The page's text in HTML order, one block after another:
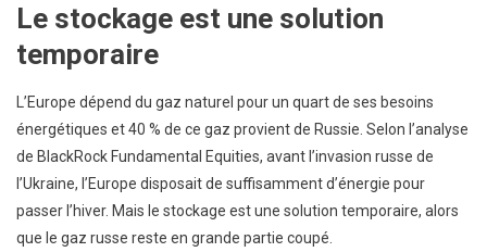
Le stockage est une solution
temporaire
L’Europe dépend du gaz naturel pour un quart de ses besoins
énergétiques et 40 % de ce gaz provient de Russie. Selon l’analyse
de BlackRock Fundamental Equities, avant l’invasion russe de
l’Ukraine, l’Europe disposait de suffisamment d’énergie pour
passer l’hiver. Mais le stockage est une solution temporaire, alors
que le gaz russe reste en grande partie coupé.